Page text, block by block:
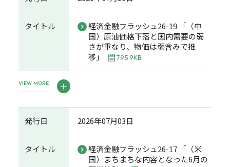
タイトル
経済金融フラッシュ26-19 「（中
国）原油価格下落と国内需要の弱
さが重なり、物価は弱含みで推
移」
795.9KB
VIEW MORE
発行日 2026年07月03日
タイトル
経済金融フラッシュ26-17 「（米
国）まちまちな内容となった6月の